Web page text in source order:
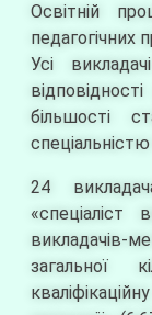
Освітній
педагогічних
Усі
більшості
спеціальністю
24
викладачів-
загальної